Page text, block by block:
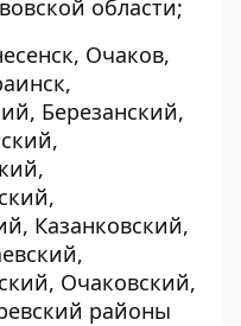
области;
Очаков,
Березанский,
Казанковский,
Очаковский,
районы